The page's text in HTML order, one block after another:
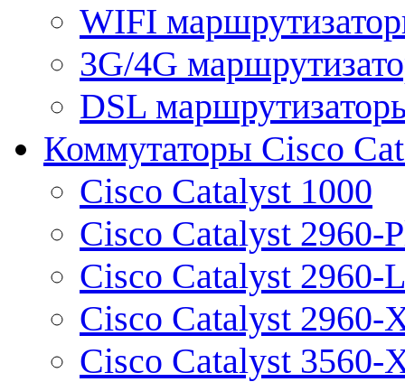
WIFI
3G/4G
DSL
Коммутаторы Cisco
Cisco Catalyst 1000
Cisco Catalyst 2960-
Cisco Catalyst 2960-L
Cisco Catalyst 2960-
Cisco Catalyst 3560-